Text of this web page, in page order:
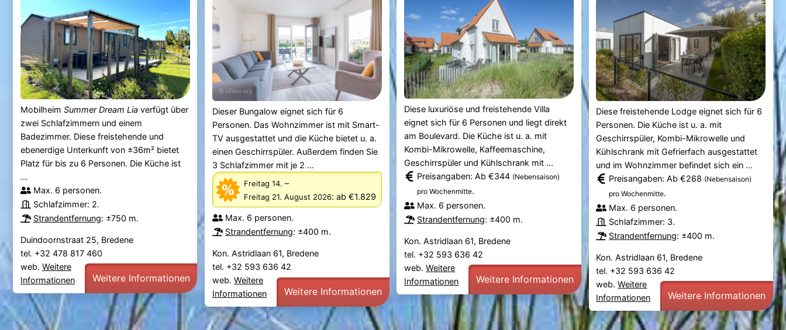
Mobilheim Summer Dream Liaverfügt über
zwei Schlafzimmern und einem
Badezimmer. Diese freistehende und
ebenerdige Unterkunft von ±36m² bietet
Platz für bis zu 6 Personen. Die Küche ist
...
Max. 6 personen.
Schlafzimmer: 2.
Strandentfernung: ±750 m.
Duindoornstraat 25, Bredene
tel. +32 478 817 460
web. Weitere
Informationen
Weitere Informationen
Dieser Bungalow eignet sich für 6
Personen. Das Wohnzimmer ist mit Smart-
TV ausgestattet und die Küche bietet u. a.
einen Geschirrspüler. Außerdem finden Sie
3 Schlafzimmer mit je 2 ...
Freitag 14. –
Freitag 21. August 2026: ab €1.829
Max. 6 personen.
Strandentfernung: ±400 m.
Kon. Astridlaan 61, Bredene
tel. +32 593 636 42
web. Weitere
Informationen
Weitere Informationen
Diese luxuriöse und freistehende Villa
eignet sich für 6 Personen und liegt direkt
am Boulevard. Die Küche ist u. a. mit
Kombi-Mikrowelle, Kaffeemaschine,
Geschirrspüler und Kühlschrank mit ...
Preisangaben: Ab €344 (Nebensaison)
pro Wochenmitte.
Max. 6 personen.
Strandentfernung: ±400 m.
Kon. Astridlaan 61, Bredene
tel. +32 593 636 42
web.Weitere
Informationen
Weitere Informationen
Diese freistehende Lodge eignet sich für 6
Personen. Die Küche ist u. a. mit
Geschirrspüler, Kombi-Mikrowelle und
Kühlschrank mit Gefrierfach ausgestattet
und im Wohnzimmer befindet sich ein ...
Preisangaben: Ab €268 (Nebensaison)
pro Wochenmitte.
Max. 6 personen.
Schlafzimmer: 3.
Strandentfernung: ±400 m.
Kon. Astridlaan 61, Bredene
tel. +32 593 636 42
web.Weitere
Informationen
Weitere Informationen